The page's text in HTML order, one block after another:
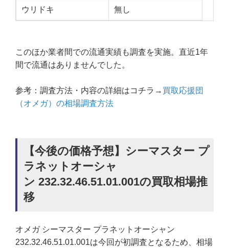
ウリドキ 無し
このほか業者間での流通実績も調査を実施。直近1年
間で流通はありませんでした。
参考：調査方法・内容の詳細はコチラ→ 買取応援団
（オメガ）の相場調査方法
【今後の価格予想】シーマスター プ
ラネットオーシャ
ン 232.32.46.51.01.001の買取相場推
移
オメガ シーマスター プラネットオーシャン
232.32.46.51.01.001は今回が初調査となるため、相場